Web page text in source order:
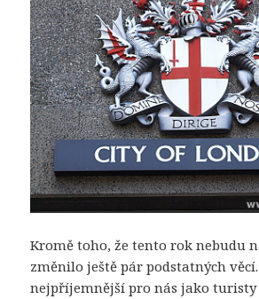
Kromě toho, že tento rok nebudu
změnilo ještě pár podstatných
nejpříjemnější pro nás jako turisty